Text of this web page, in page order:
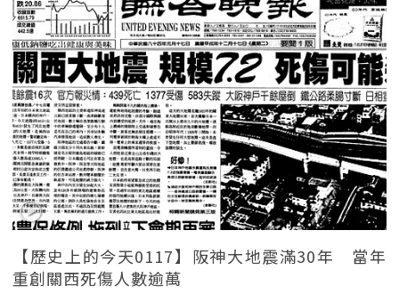
【歷史上的今天0117】阪神大地震滿30年 當年
重創關西死傷人數逾萬